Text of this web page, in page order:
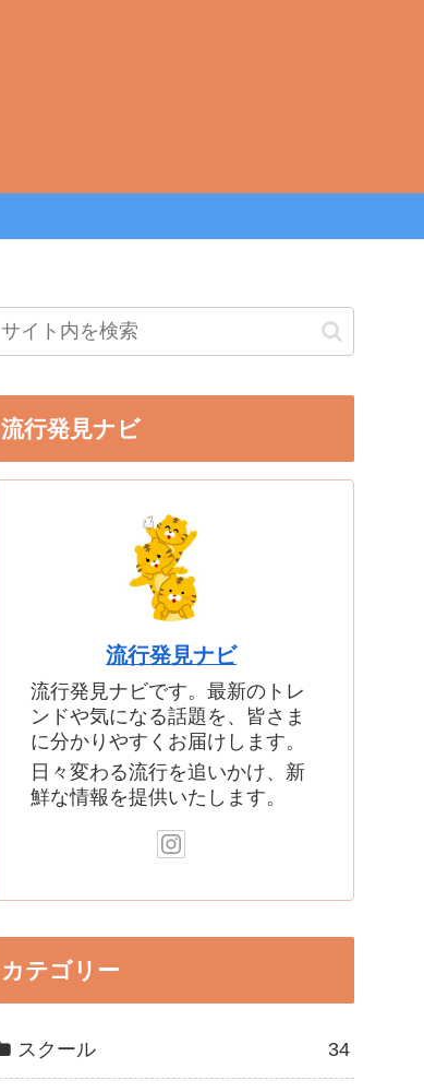
流行発見ナビ
流行発見ナビ
流行発見ナビです。最新のトレ
ンドや気になる話題を、皆さま
に分かりやすくお届けします。
日々変わる流行を追いかけ、新
鮮な情報を提供いたします。
カテゴリー
スクール 34